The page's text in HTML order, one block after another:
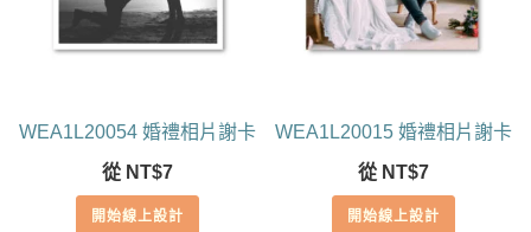
WEA1L20054 婚禮相片謝卡
從 NT$7
開始線上設計
WEA1L20015 婚禮相片謝卡
從 NT$7
開始線上設計